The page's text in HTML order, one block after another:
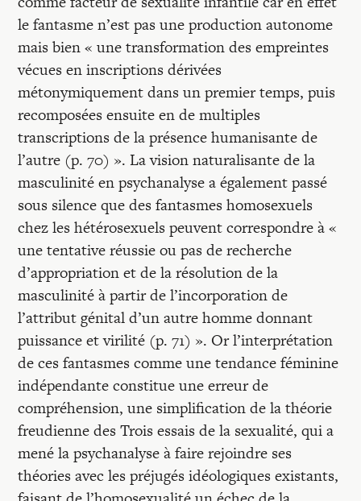
le fantasme n’est pas une production autonome
mais bien « une transformation des empreintes
vécues en inscriptions dérivées
métonymiquement dans un premier temps, puis
recomposées ensuite en de multiples
transcriptions de la présence humanisante de
l’autre (p. 70) ». La vision naturalisante de la
masculinité en psychanalyse a également passé
sous silence que des fantasmes homosexuels
chez les hétérosexuels peuvent correspondre à «
une tentative réussie ou pas de recherche
d’appropriation et de la résolution de la
masculinité à partir de l’incorporation de
l’attribut génital d’un autre homme donnant
puissance et virilité (p. 71) ». Or l’interprétation
de ces fantasmes comme une tendance féminine
indépendante constitue une erreur de
compréhension, une simplification de la théorie
freudienne des Trois essais de la sexualité, qui a
mené la psychanalyse à faire rejoindre ses
théories avec les préjugés idéologiques existants,